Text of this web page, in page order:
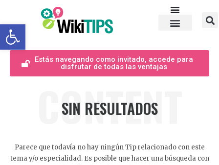
Abrir barra de herramientas
Estás navegando como invitado, accede para
disfrutar de todas las ventajas
CONTENT
SIN RESULTADOS
Parece que todavía no hay ningún Tip relacionado con este
tema y/o especialidad. Es posible que hacer una búsqueda con